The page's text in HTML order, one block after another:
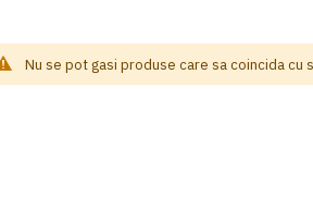
Nu se pot gasi produse care sa coincida cu